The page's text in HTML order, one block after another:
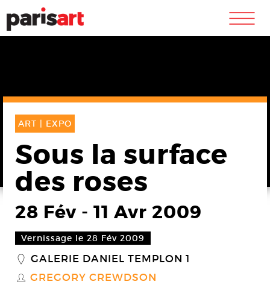
m
ART | EXPO
Sous la surface
des roses
28 Fév - 11 Avr 2009
Vernissage le 28 Fév 2009
_ GALERIE DANIEL TEMPLON 1
S GREGORY CREWDSON